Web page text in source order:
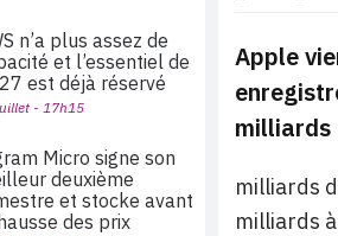
Apple
milliards
milliards
milliards
n’a plus assez de
et l’essentiel de
est déjà réservé
- 17h15
Micro signe son
deuxième
et stocke avant
des prix